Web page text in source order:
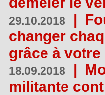
29.10.2018 |
changer
grâce à
18.09.2018 |
militante